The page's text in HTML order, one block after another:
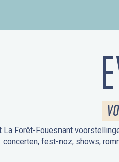
La Forêt-Fouesnant
concerten, fest-noz, shows,